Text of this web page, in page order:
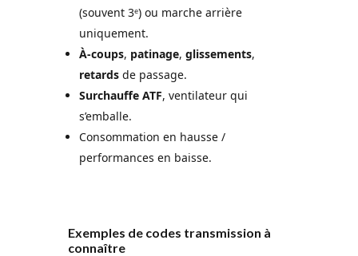
(souvent 3ᵉ) ou marche arrière
uniquement.
À-coups, patinage, glissements,
retardsde passage.
Surchauffe ATF, ventilateur qui
s’emballe.
Consommation en hausse /
performances en baisse.
Exemples de codes transmission à
connaître